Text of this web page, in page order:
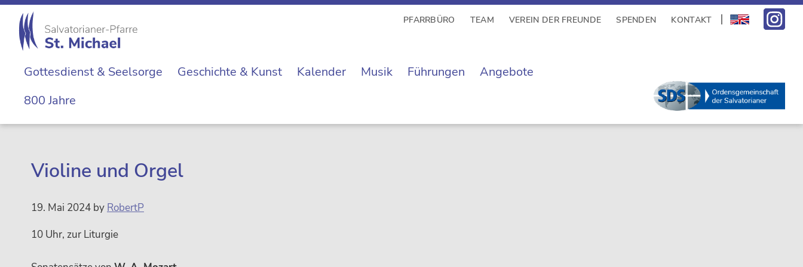
Zur
Hauptnavigation
springen
Skip
main
Zur
Hauptsidebar
springen
Zur
Fußzeile
springen
Michael
Michaelerkirche
im
Zentrum
Wiens
PFARRBÜRO TEAM VEREIN DER FREUNDE SPENDEN KONTAKT
Gottesdienst & Seelsorge Geschichte & Kunst Kalender Musik Führungen
Angebote
800 Jahre
Violine und Orgel
19. Mai 2024 by RobertP
10 Uhr, zur Liturgie